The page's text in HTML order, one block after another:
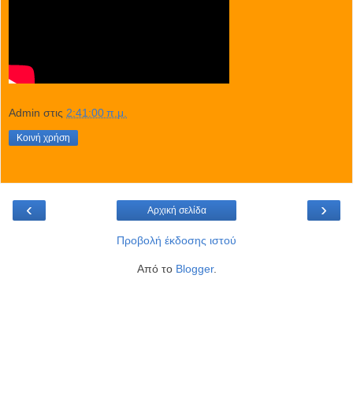
Admin στις 2:41:00 π.μ.
Κοινή χρήση
‹ ›
Αρχική σελίδα
Προβολή έκδοσης ιστού
Από το Blogger.